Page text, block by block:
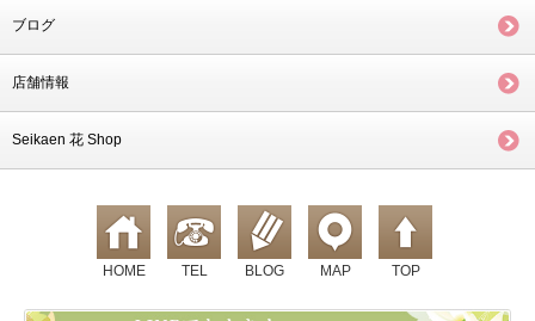
ブログ
店舗情報
Seikaen 花 Shop
HOME TEL BLOG MAP TOP